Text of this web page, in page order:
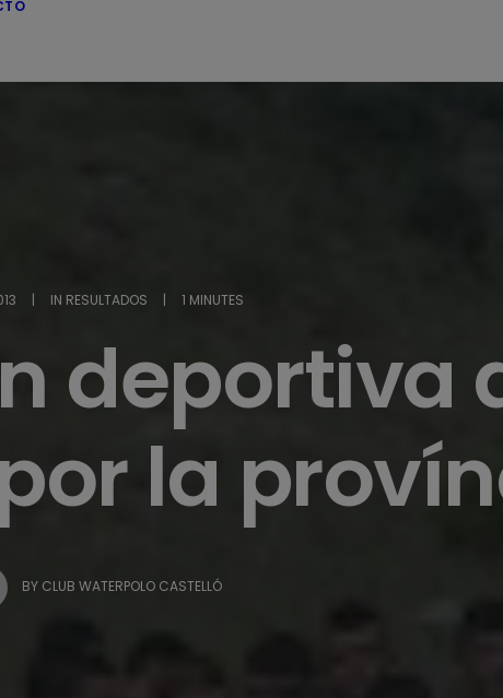
| IN RESULTADOS | 1 MINUTES
deportiva
la
BY CLUB WATERPOLO CASTELLÓ